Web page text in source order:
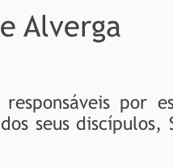
Alverga
por
seus